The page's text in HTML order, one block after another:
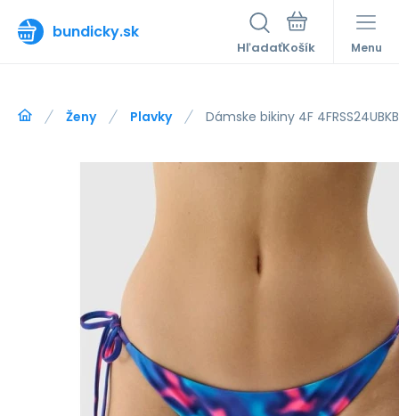
bundicky.sk
Hľadať Menu
Ženy Plavky Dámske bikiny 4F